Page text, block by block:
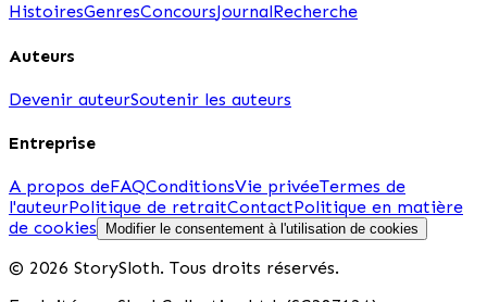
HistoiresGenresConcoursJournalRecherche
Auteurs
Devenir auteurSoutenir les auteurs
Entreprise
A propos deFAQConditionsVie privéeTermes de
l'auteurPolitique de retraitContactPolitique en matière
de cookies
Modifier le consentement à l'utilisation de cookies
© 2026 StorySloth. Tous droits réservés.